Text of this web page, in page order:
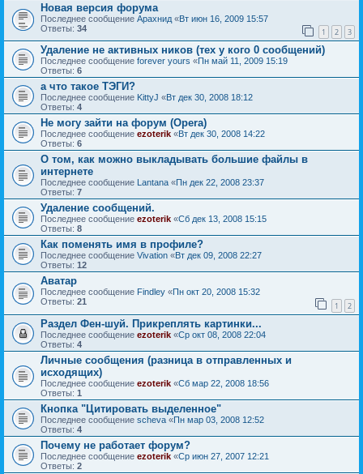
Новая версия форума
Последнее сообщение Арахнид «Вт июн 16, 2009 15:57
Ответы: 34 1 2 3
Удаление не активных ников (тех у кого 0 сообщений)
Последнее сообщение forever yours «Пн май 11, 2009 15:19
Ответы: 6
а что такое ТЭГИ?
Последнее сообщение KittyJ «Вт дек 30, 2008 18:12
Ответы: 4
Не могу зайти на форум (Opera)
Последнее сообщение ezoterik «Вт дек 30, 2008 14:22
Ответы: 6
О том, как можно выкладывать большие файлы в
интернете
Последнее сообщение Lantana «Пн дек 22, 2008 23:37
Ответы: 7
Удаление сообщений.
Последнее сообщение ezoterik «Сб дек 13, 2008 15:15
Ответы: 8
Как поменять имя в профиле?
Последнее сообщение Vivation «Вт дек 09, 2008 22:27
Ответы: 12
Аватар
Последнее сообщение Findley «Пн окт 20, 2008 15:32
Ответы: 21 1 2
Раздел Фен-шуй. Прикреплять картинки...
Последнее сообщение ezoterik «Ср окт 08, 2008 22:04
Ответы: 4
Личные сообщения (разница в отправленных и
исходящих)
Последнее сообщение ezoterik «Сб мар 22, 2008 18:56
Ответы: 1
Кнопка "Цитировать выделенное"
Последнее сообщение sсheva «Пн мар 03, 2008 12:52
Ответы: 4
Почему не работает форум?
Последнее сообщение ezoterik «Ср июн 27, 2007 12:21
Ответы: 2